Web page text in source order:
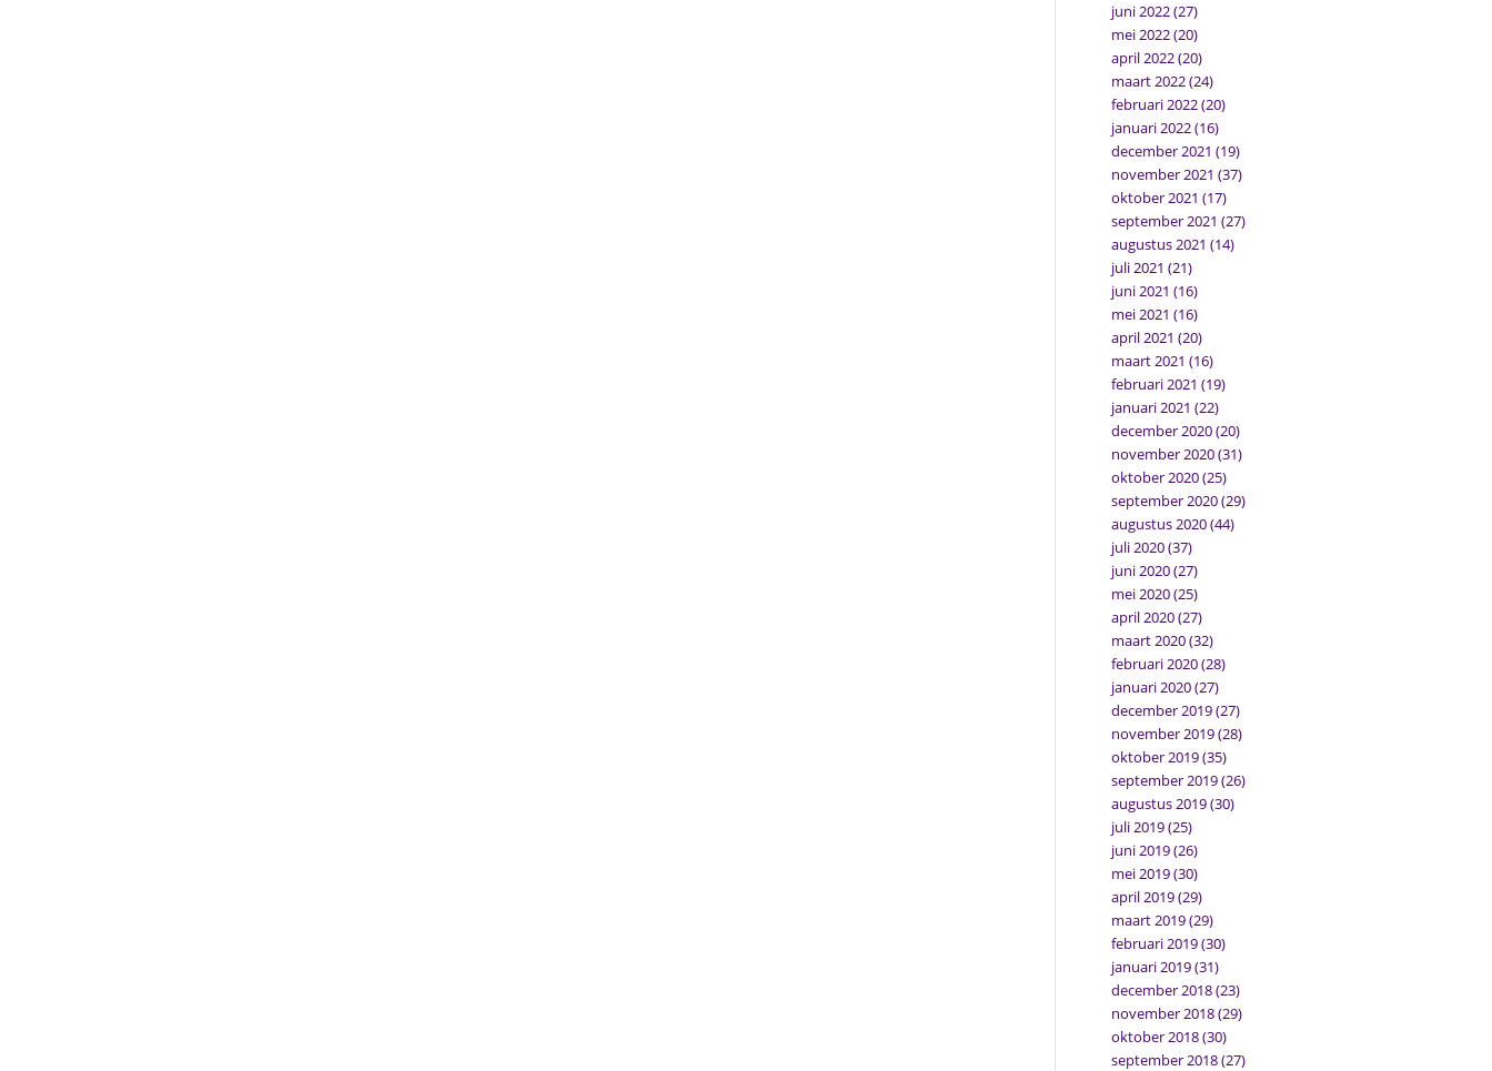
juni 2022(27)
mei 2022(20)
april 2022(20)
maart 2022(24)
februari 2022(20)
januari 2022(16)
december 2021 (19)
november 2021 (37)
oktober 2021 (17)
september 2021 (27)
augustus 2021 (14)
juli 2021 (21)
juni 2021 (16)
mei 2021 (16)
april 2021 (20)
maart 2021 (16)
februari 2021 (19)
januari 2021 (22)
december 2020(20)
november 2020(31)
oktober 2020(25)
september 2020(29)
augustus 2020(44)
juli 2020(37)
juni 2020(27)
mei 2020(25)
april 2020(27)
maart 2020(32)
februari 2020(28)
januari 2020(27)
december 2019(27)
november 2019(28)
oktober 2019(35)
september 2019(26)
augustus 2019(30)
juli 2019(25)
juni 2019(26)
mei 2019(30)
april 2019(29)
maart 2019(29)
februari 2019(30)
januari 2019(31)
december 2018(23)
november 2018(29)
oktober 2018(30)
september 2018(27)